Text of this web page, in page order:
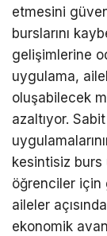
etmesini
burslarını
gelişimlerine
uygulama,
oluşabilecek
azaltıyor.
kesintisiz burs
öğrenciler için
aileler
ekonomik